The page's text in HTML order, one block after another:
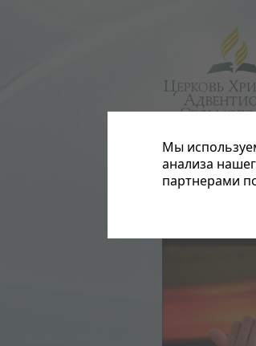
Мы
анализа
партнерами